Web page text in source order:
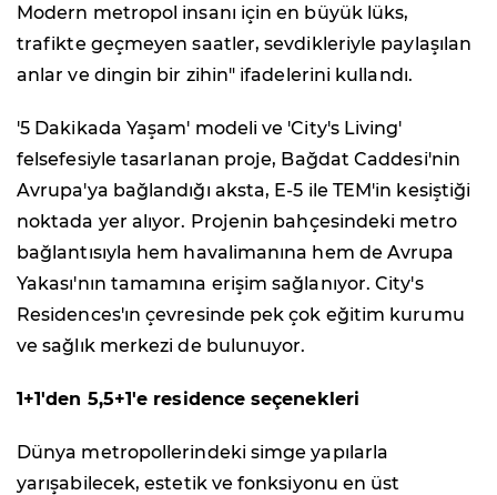
Modern metropol insanı için en büyük lüks,
trafikte geçmeyen saatler, sevdikleriyle paylaşılan
anlar ve dingin bir zihin" ifadelerini kullandı.
'5 Dakikada Yaşam' modeli ve 'City's Living'
felsefesiyle tasarlanan proje, Bağdat Caddesi'nin
Avrupa'ya bağlandığı aksta, E-5 ile TEM'in kesiştiği
noktada yer alıyor. Projenin bahçesindeki metro
bağlantısıyla hem havalimanına hem de Avrupa
Yakası'nın tamamına erişim sağlanıyor. City's
Residences'ın çevresinde pek çok eğitim kurumu
ve sağlık merkezi de bulunuyor.
1+1'den 5,5+1'e residence seçenekleri
Dünya metropollerindeki simge yapılarla
yarışabilecek, estetik ve fonksiyonu en üst